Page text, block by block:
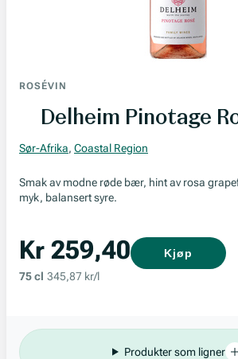
ROSÉVIN
Delheim Pinotage
Sør-Afrika, Coastal Region
Smak av modne røde bær, hint av rosa
myk, balansert syre.
Kr 259,40
75 cl 345,87 kr/l
Kjøp
Produkter som ligner